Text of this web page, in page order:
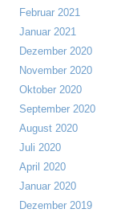
Februar 2021
Januar 2021
Dezember 2020
November 2020
Oktober 2020
September 2020
August 2020
Juli 2020
April 2020
Januar 2020
Dezember 2019